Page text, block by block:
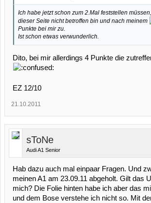
Ich habe jetzt schon zum 2.Mal feststellen
dieser Seite nicht betroffen bin und nach meinem
Punkte bei mir zu.
Ist schon etwas verwunderlich.
Dito, bei mir allerdings 4 Punkte die
EZ 12/10
21.10.2011
sToNe
Audi A1 Senior
Hab dazu auch mal einpaar Fragen. Und
meinen A1 am 23.09.11 abgeholt. Gilt das
mich? Die Folie hinten habe ich aber das
und dem Bose verstehe ich nicht so. Mit